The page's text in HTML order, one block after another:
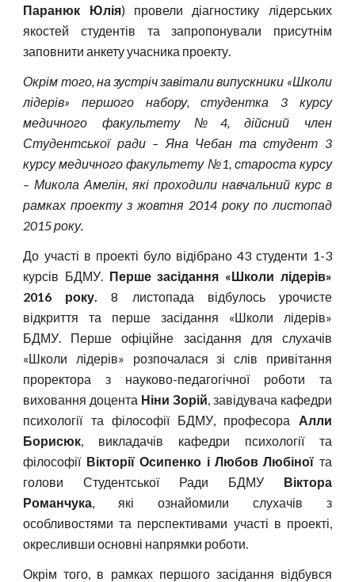
Паранюк Юлія) провели діагностику лідерських
якостей студентів та запропонували присутнім
заповнити анкету учасника проекту.
Окрім того, на зустріч завітали випускники «Школи
лідерів» першого набору, студентка 3 курсу
медичного факультету №4, дійсний член
Студентської ради – Яна Чебан та студент 3
курсу медичного факультету №1, староста курсу
– Микола Амелін, які проходили навчальний курс в
рамках проекту з жовтня 2014 року по листопад
2015 року.
До участі в проекті було відібрано 43 студенти 1-3
курсів БДМУ. Перше засідання «Школи лідерів»
2016 року.8 листопада відбулось урочисте
відкриття та перше засідання «Школи лідерів»
БДМУ. Перше офіційне засідання для слухачів
«Школи лідерів» розпочалася зі слів привітання
проректора з науково-педагогічної роботи та
виховання доцента Ніни Зорій, завідувача кафедри
психології та філософії БДМУ, професора Алли
Борисюк, викладачів кафедри психології та
філософії Вікторії Осипенко і Любов Любіної та
голови Студентської Ради БДМУ Віктора
Романчука, які ознайомили слухачів з
особливостями та перспективами участі в проекті,
окресливши основні напрямки роботи.
Окрім того, в рамках першого засідання відбувся